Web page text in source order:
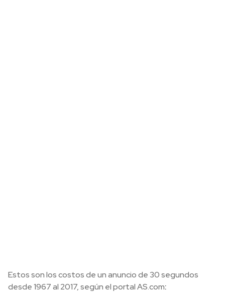
Estos son los costos de un anuncio de 30 segundos
desde 1967 al 2017, según el portal AS.com: